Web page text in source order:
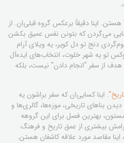
هستن. اینا دقیقاً برعکس گروه قبلی‌ان. از
می‌گردن که بتونن نفس عمیق بکشن
دنج تو دل کویر، یه ویلای آرام
تو یه شهر خلوت، انتخاب‌های ایده‌آل
از سفر “انجام دادن” نیست، بلکه
. اینا کسایی‌ان که سفر براشون یه
بناهای تاریخی، موزه‌ها، گالری‌ها و
بهترین فصل برای این گروهه
بیشتری از عمق تاریخ و فرهنگ
اینا مقاصد مورد علاقه کاشفان هستن.